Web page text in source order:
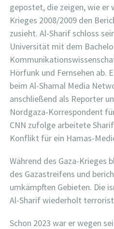
gepostet, die zeigen, wie er
Krieges 2008/2009 den
zusieht. Al-Sharif schloss
Universität mit dem
Hörfunk und Fernsehen ab.
beim Al-Shamal Media
anschließend als Reporter
Nordgaza-Korrespondent
CNN zufolge arbeitete
Konflikt für ein Hamas-
Während des Gaza-Krieges
des Gazastreifens und
umkämpften Gebieten. Die
Al-Sharif wiederholt
Schon 2023 war er wegen